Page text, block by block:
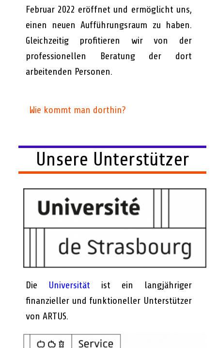
Februar 2022 eröffnet und ermöglicht uns,
einen neuen Aufführungsraum zu haben.
Gleichzeitig profitieren wir von der
professionellen Beratung der dort
arbeitenden Personen.
Wie kommt man dorthin?
Unsere Unterstützer
Die Universität ist ein langjähriger
finanzieller und funktioneller Unterstützer
von ARTUS.